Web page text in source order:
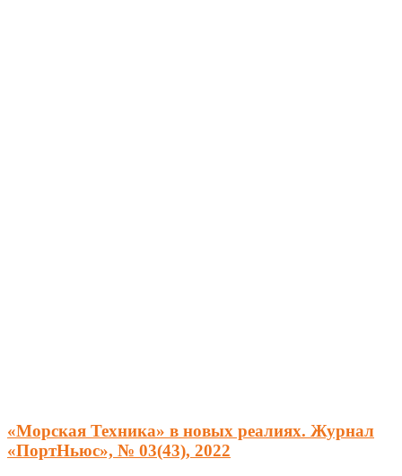
«Морская Техника» в новых реалиях. Журнал
«ПортНьюс», № 03(43), 2022